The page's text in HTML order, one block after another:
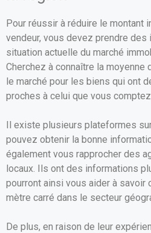
Pour réussir à réduire le montant
vendeur, vous devez prendre
situation actuelle du marché
Cherchez à connaître la
le marché pour les biens qui ont
proches à celui que vous
Il existe plusieurs plateformes
pouvez obtenir la bonne
également vous rapprocher des
locaux. Ils ont des informations
pourront ainsi vous aider à savoir
mètre carré dans le secteur
De plus, en raison de leur